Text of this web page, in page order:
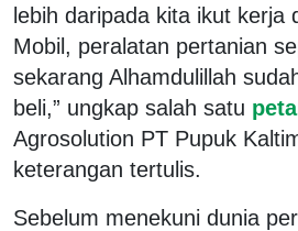
lebih daripada kita ikut kerja
Mobil, peralatan pertanian
sekarang Alhamdulillah
beli,” ungkap salah satu
Agrosolution PT Pupuk
keterangan tertulis.
Sebelum menekuni dunia